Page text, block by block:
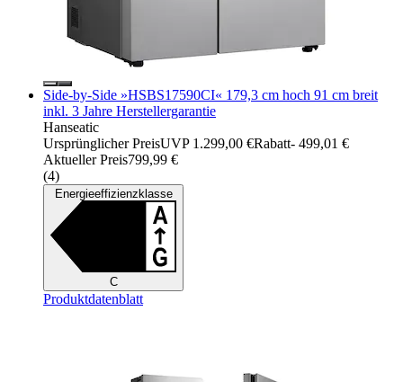
Side-by-Side »HSBS17590CI« 179,3 cm hoch 91 cm breit
inkl. 3 Jahre Herstellergarantie
Hanseatic
Ursprünglicher PreisUVP 1.299,00 €Rabatt- 499,01 €
Aktueller Preis799,99 €
(4)
Energieeffizienzklasse
C
Produktdatenblatt